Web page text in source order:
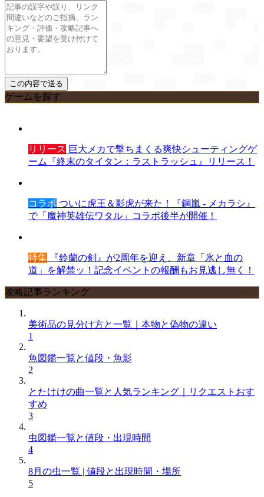
ゲームを探す
リリース 巨大メカで撃ちまくる爽快シューティングゲ
ーム『終末のタイタン：ラストラッシュ』リリース！
コラボ ついに虎王＆影虎が来た！『鋼嵐 - メカラシ』
で「魔神英雄伝ワタル」コラボ後半が開催！
特集 『鈴蘭の剣』が2周年を迎え、新章「氷と血の
道」を解禁ッ！記念イベントの報酬もお見逃し無く！
攻略記事ランキング
美術品の見分け方と一覧｜本物と偽物の違い
1
魚図鑑一覧と値段・魚影
2
とたけけの曲一覧と人気ランキング｜リクエストおす
すめ
3
虫図鑑一覧と値段・出現時間
4
8月の虫一覧 | 値段と出現時間・場所
5